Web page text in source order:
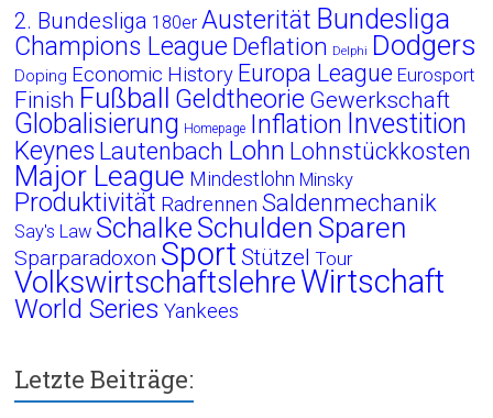
2. Bundesliga 180er Austerität Bundesliga
Champions League Deflation Delphi Dodgers
Doping Economic History Europa League Eurosport
Finish Fußball Geldtheorie Gewerkschaft
Globalisierung Homepage Inflation Investition
Keynes Lautenbach Lohn Lohnstückkosten
Major League Mindestlohn Minsky
Produktivität Radrennen Saldenmechanik
Say's Law Schalke Schulden Sparen
Sparparadoxon Sport Stützel Tour
VolkswirtschaftslehreWirtschaft
World Series Yankees
Letzte Beiträge: